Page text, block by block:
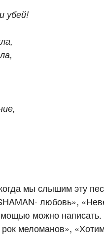
убей!
мы слышим эту
любовь»,
можно написать.
меломанов»,